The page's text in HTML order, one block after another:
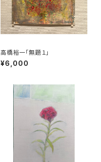
高橋裕一「無題１」
¥6,000